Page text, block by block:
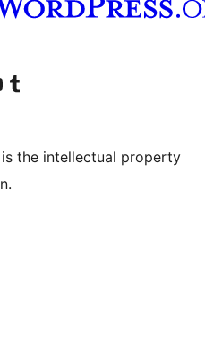
TikToka
nasz kanał YouTube
Odwiedź naszego Tumblra
the intellectual property